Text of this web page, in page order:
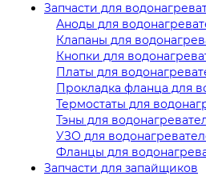
Запчасти для
Аноды для
Клапаны для
Кнопки для
Платы для
Прокладка фланца для
Термостаты для
Тэны для
УЗО для
Фланцы для
Запчасти для запайщиков